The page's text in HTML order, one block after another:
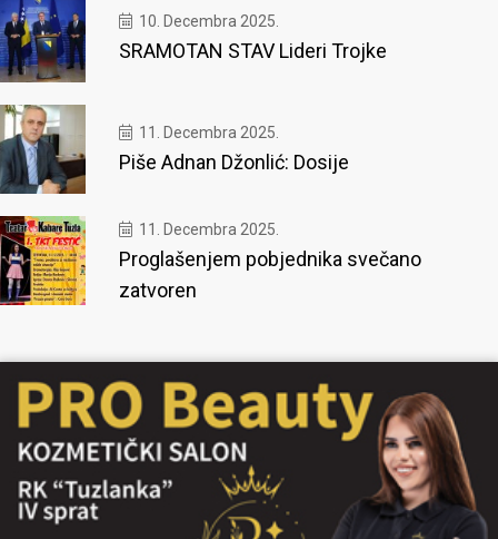
10. Decembra 2025.
SRAMOTAN STAV Lideri Trojke
11. Decembra 2025.
Piše Adnan Džonlić: Dosije
11. Decembra 2025.
Proglašenjem pobjednika svečano
zatvoren